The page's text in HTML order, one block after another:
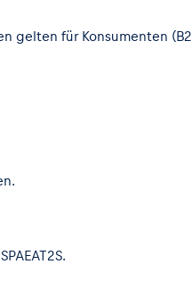
für Konsumenten